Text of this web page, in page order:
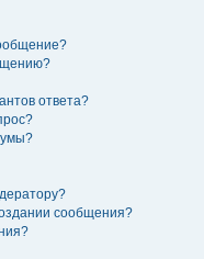
ответа?
сообщения?